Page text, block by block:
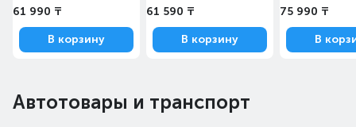
61 990 ₸
В корзину
61 590 ₸
В корзину
75 990 ₸
В
Автотовары и транспорт